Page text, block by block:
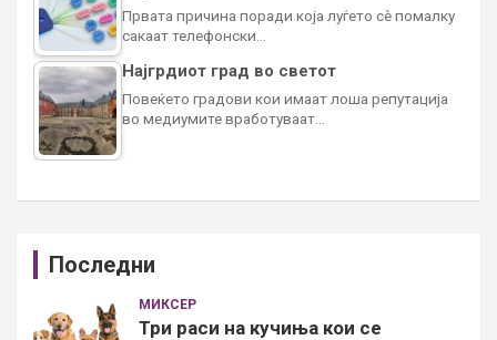
Првата причина поради која луѓето сè помалку
сакаат телефонски…
Најгрдиот град во светот
Повеќето градови кои имаат лоша репутација
во медиумите вработуваат…
Последни
МИКСЕР
Три раси на кучиња кои се